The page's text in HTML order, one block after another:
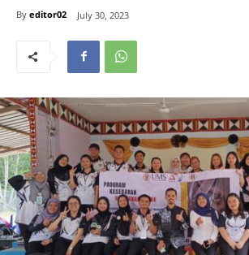
By editor02 July 30, 2023